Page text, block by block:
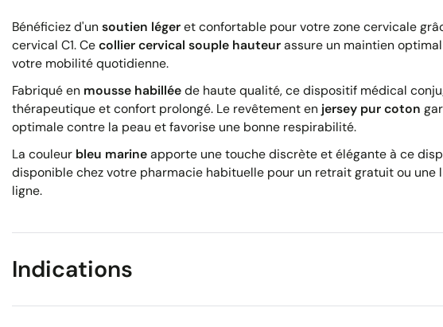
Bénéficiez d'un soutien légeret confortable pour votre zone cervicale
cervical C1. Cecollier cervical souple hauteurassure un maintien
votre mobilité quotidienne.
Fabriqué en mousse habilléede haute qualité, ce dispositif médical
thérapeutique et confort prolongé. Le revêtement en jersey pur coton
optimale contre la peau et favorise une bonne respirabilité.
La couleur bleu marineapporte une touche discrète et élégante à ce
disponible chez votre pharmacie habituelle pour un retrait gratuit ou une
ligne.
Indications